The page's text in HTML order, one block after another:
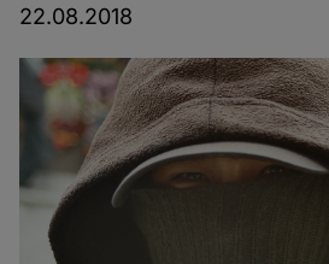
22.08.2018